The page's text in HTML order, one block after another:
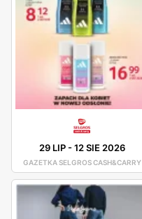
29 LIP-12 SIE 2026
GAZETKA SELGROS CASH&CARRY